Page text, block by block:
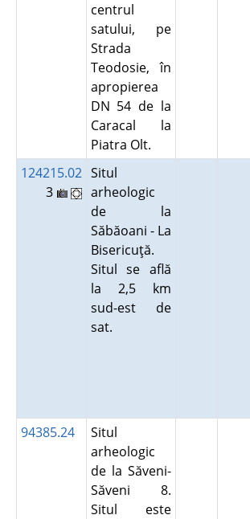
centrul
satului, pe
Strada
Teodosie, în
apropierea
DN 54 de la
Caracal la
Piatra Olt.
124215.02
3
Situl
arheologic
de la
Săbăoani - La
Bisericuţă.
Situl se află
la 2,5 km
sud-est de
sat.
94385.24
Situl
arheologic
de la Săveni-
Săveni 8.
Situl este